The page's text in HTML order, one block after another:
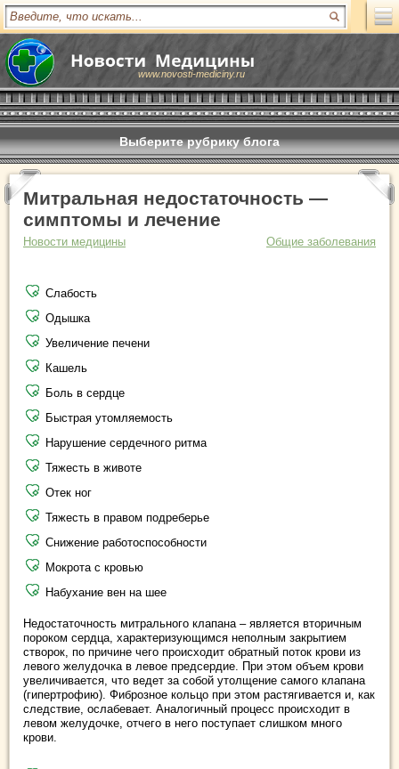
www.novosti-mediciny.ru
Выберите рубрику блога
Митральная недостаточность —
симптомы и лечение
Новости медицины Общие заболевания
Слабость
Одышка
Увеличение печени
Кашель
Боль в сердце
Быстрая утомляемость
Нарушение сердечного ритма
Тяжесть в животе
Отек ног
Тяжесть в правом подреберье
Снижение работоспособности
Мокрота с кровью
Набухание вен на шее
Недостаточность митрального клапана – является вторичным
пороком сердца, характеризующимся неполным закрытием
створок, по причине чего происходит обратный поток крови из
левого желудочка в левое предсердие. При этом объем крови
увеличивается, что ведет за собой утолщение самого клапана
(гипертрофию). Фиброзное кольцо при этом растягивается и, как
следствие, ослабевает. Аналогичный процесс происходит в
левом желудочке, отчего в него поступает слишком много
крови.